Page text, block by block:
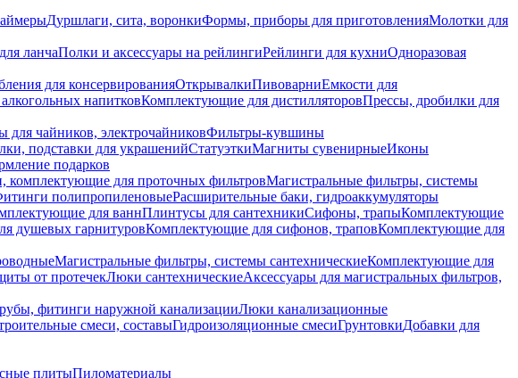
Дуршлаги, сита, воронкиФормы, приборы для приготовленияМолотки для
ланчаПолки и аксессуары на рейлингиРейлинги для кухниОдноразовая
для консервированияОткрывалкиПивоварниЕмкости для
напитковКомплектующие для дистилляторовПрессы, дробилки для
для чайников, электрочайниковФильтры-кувшины
подставки для украшенийСтатуэткиМагниты сувенирныеИконы
подарков
комплектующие для проточных фильтровМагистральные фильтры, системы
полипропиленовыеРасширительные баки, гидроаккумуляторы
для ваннПлинтусы для сантехникиСифоны, трапыКомплектующие
душевых гарнитуровКомплектующие для сифонов, траповКомплектующие для
Магистральные фильтры, системы сантехническиеКомплектующие для
от протечекЛюки сантехническиеАксессуары для магистральных фильтров,
фитинги наружной канализацииЛюки канализационные
смеси, составыГидроизоляционные смесиГрунтовкиДобавки для
плитыПиломатериалы